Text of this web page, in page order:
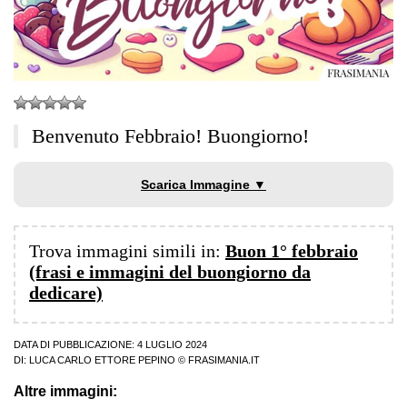
Benvenuto Febbraio! Buongiorno!
Scarica Immagine ▼
Trova immagini simili in: Buon 1° febbraio
(frasi e immagini del buongiorno da
dedicare)
DATA DI PUBBLICAZIONE: 4 LUGLIO 2024
DI:
LUCA CARLO ETTORE PEPINO © FRASIMANIA.IT
Altre immagini: